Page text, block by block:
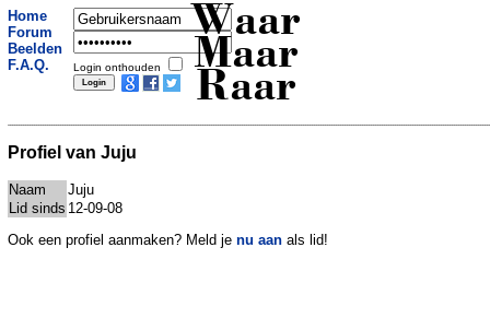
Home
Forum
Beelden
F.A.Q.
Login onthouden
Waar
Maar
Raar
Profiel van Juju
Naam
Juju
Lid sinds 12-09-08
Ook een profiel aanmaken? Meld je nu aan als lid!